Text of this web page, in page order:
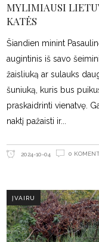
MYLIMIAUSI
KATĖS
Šiandien minint
augintinis iš savo
žaisliuką ar sulauks
šuniuką, kuris bus
praskaidrinti vienatvę.
naktį pažaisti ir
2024-10-04 0
ĮVAIRU